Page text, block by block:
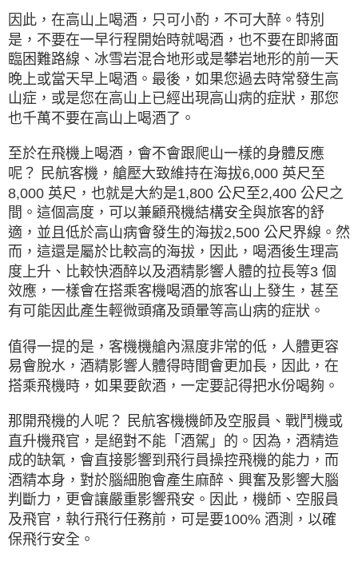
因此，在高山上喝酒，只可小酌，不可大醉。特別
是，不要在一早行程開始時就喝酒，也不要在即將面
臨困難路線、冰雪岩混合地形或是攀岩地形的前一天
晚上或當天早上喝酒。最後，如果您過去時常發生高
山症，或是您在高山上已經出現高山病的症狀，那您
也千萬不要在高山上喝酒了。
至於在飛機上喝酒，會不會跟爬山一樣的身體反應
呢？ 民航客機，艙壓大致維持在海拔6,000 英尺至
8,000 英尺，也就是大約是1,800 公尺至2,400 公尺之
間。這個高度，可以兼顧飛機結構安全與旅客的舒
適，並且低於高山病會發生的海拔2,500 公尺界線。然
而，這還是屬於比較高的海拔，因此，喝酒後生理高
度上升、比較快酒醉以及酒精影響人體的拉長等3 個
效應，一樣會在搭乘客機喝酒的旅客山上發生，甚至
有可能因此產生輕微頭痛及頭暈等高山病的症狀。
值得一提的是，客機機艙內濕度非常的低，人體更容
易會脫水，酒精影響人體得時間會更加長，因此，在
搭乘飛機時，如果要飲酒，一定要記得把水份喝夠。
那開飛機的人呢？ 民航客機機師及空服員、戰鬥機或
直升機飛官，是絕對不能「酒駕」的。因為，酒精造
成的缺氧，會直接影響到飛行員操控飛機的能力，而
酒精本身，對於腦細胞會產生麻醉、興奮及影響大腦
判斷力，更會讓嚴重影響飛安。因此，機師、空服員
及飛官，執行飛行任務前，可是要100% 酒測，以確
保飛行安全。